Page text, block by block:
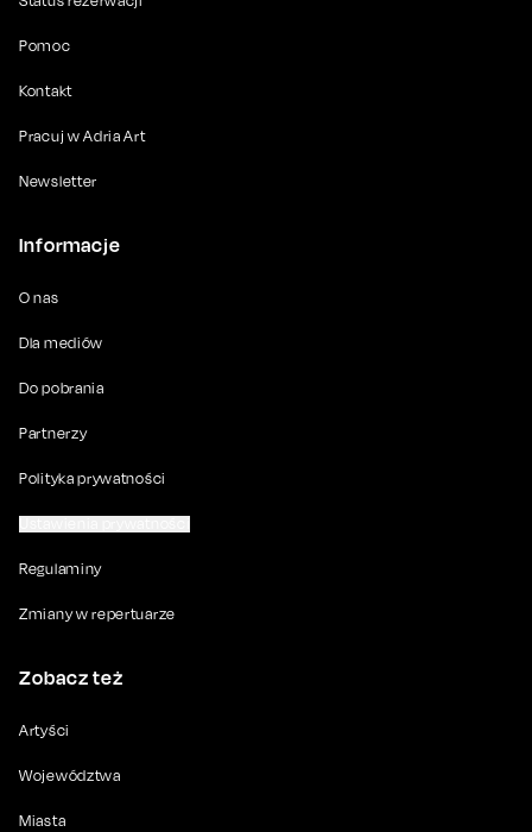
Pomoc
Kontakt
Pracuj w Adria Art
Newsletter
Informacje
O nas
Dla mediów
Do pobrania
Partnerzy
Polityka prywatności
Regulaminy
Zmiany w repertuarze
Zobacz też
Artyści
Województwa
Miasta